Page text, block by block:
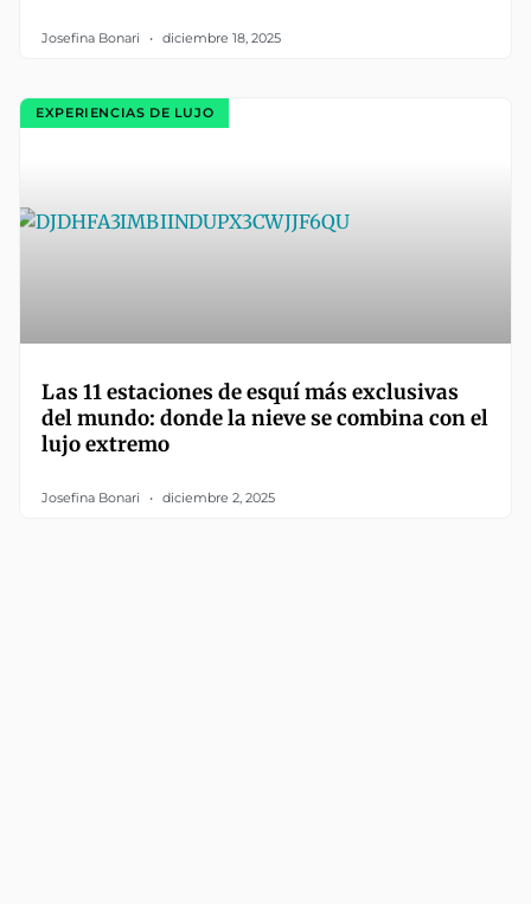
Josefina Bonari diciembre 18, 2025
EXPERIENCIAS DE LUJO
Las 11 estaciones de esquí más exclusivas
del mundo: donde la nieve se combina con el
lujo extremo
Josefina Bonari diciembre 2, 2025